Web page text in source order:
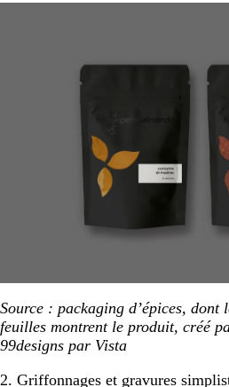
Source : packaging d’épices, dont
feuilles montrent le produit, créé
99designs par Vista
2. Griffonnages et gravures